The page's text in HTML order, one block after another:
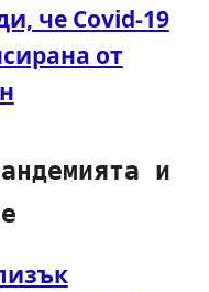
че Covid-19
от
и